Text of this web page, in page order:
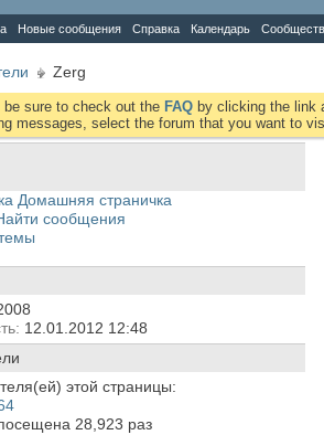
Новые сообщения Справка Календарь
Zerg
sure to check out the FAQ by clicking the link
messages, select the forum that you want to
Домашняя страничка
сообщения
12.01.2012 12:48
этой страницы:
28,923 раз